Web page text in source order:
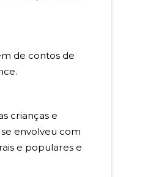
de contos de
crianças e
envolveu com
e populares e